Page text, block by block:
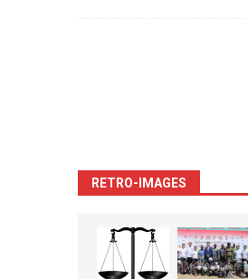
RETRO-IMAGES